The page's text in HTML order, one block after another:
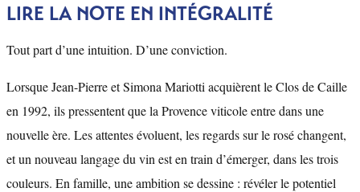
LIRE LA NOTE EN INTÉGRALITÉ
Tout part d’une intuition. D’une conviction.
Lorsque Jean-Pierre et Simona Mariotti acquièrent le Clos de Caille
en 1992, ils pressentent que la Provence viticole entre dans une
nouvelle ère. Les attentes évoluent, les regards sur le rosé changent,
et un nouveau langage du vin est en train d’émerger, dans les trois
couleurs. En famille, une ambition se dessine : révéler le potentiel